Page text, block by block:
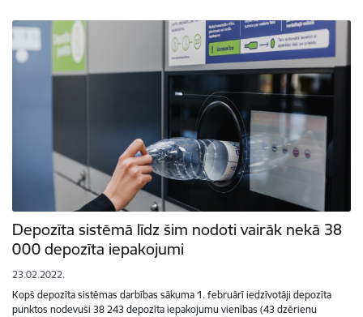
Depozīta sistēmā līdz šim nodoti vairāk nekā 38
000 depozīta iepakojumi
23.02.2022.
Kopš depozīta sistēmas darbības sākuma 1. februārī iedzīvotāji depozīta
punktos nodevuši 38 243 depozīta iepakojumu vienības (43 dzērienu